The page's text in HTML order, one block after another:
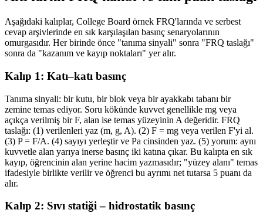
Aşağıdaki kalıplar, College Board örnek FRQ'larında ve serbest
cevap arşivlerinde en sık karşılaşılan basınç senaryolarının
omurgasıdır. Her birinde önce "tanıma sinyali" sonra "FRQ taslağı"
sonra da "kazanım ve kayıp noktaları" yer alır.
Kalıp 1: Katı–katı basınç
Tanıma sinyali: bir kutu, bir blok veya bir ayakkabı tabanı bir
zemine temas ediyor. Soru kökünde kuvvet genellikle mg veya
açıkça verilmiş bir F, alan ise temas yüzeyinin A değeridir. FRQ
taslağı: (1) verilenleri yaz (m, g, A). (2) F = mg veya verilen F'yi al.
(3) P = F/A. (4) sayıyı yerleştir ve Pa cinsinden yaz. (5) yorum: aynı
kuvvetle alan yarıya inerse basınç iki katına çıkar. Bu kalıpta en sık
kayıp, öğrencinin alan yerine hacim yazmasıdır; "yüzey alanı" temas
ifadesiyle birlikte verilir ve öğrenci bu ayrımı net tutarsa 5 puanı da
alır.
Kalıp 2: Sıvı statiği – hidrostatik basınç